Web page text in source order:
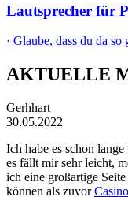
Lautsprecher für
· Glaube, dass du da so
AKTUELLE
Gerhhart
30.05.2022
Ich habe es schon
es fällt mir sehr leicht,
ich eine großartige
können als zuvor